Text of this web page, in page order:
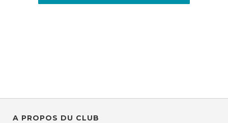
A PROPOS DU CLUB